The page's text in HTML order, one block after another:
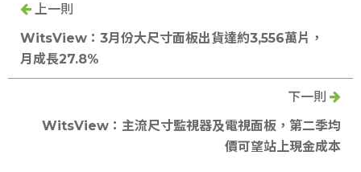
上一則
WitsView：3月份大尺寸面板出貨達約3,556萬片，
月成長27.8%
下一則
WitsView：主流尺寸監視器及電視面板，第二季均
價可望站上現金成本